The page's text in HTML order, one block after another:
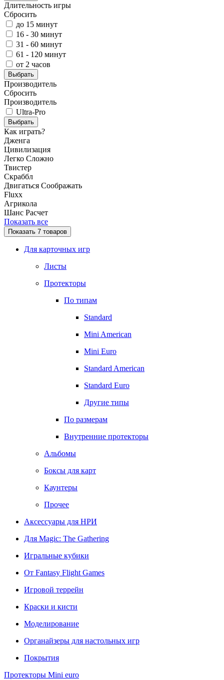
Длительность игры
Сбросить
до 15 минут
16 - 30 минут
31 - 60 минут
61 - 120 минут
от 2 часов
Выбрать
Производитель
Сбросить
Производитель
Ultra-Pro
Выбрать
Как играть?
Дженга
Цивилизация
Легко Сложно
Твистер
Скраббл
Двигаться Соображать
Fluxx
Агрикола
Шанс Расчет
Показать все
Показать 7 товаров
Для карточных игр
Листы
Протекторы
По типам
Standard
Mini American
Mini Euro
Standard American
Standard Euro
Другие типы
По размерам
Внутренние протекторы
Альбомы
Боксы для карт
Каунтеры
Прочее
Аксессуары для НРИ
Для Magic: The Gathering
Игральные кубики
От Fantasy Flight Games
Игровой террейн
Краски и кисти
Моделирование
Органайзеры для настольных игр
Покрытия
Протекторы Mini euro